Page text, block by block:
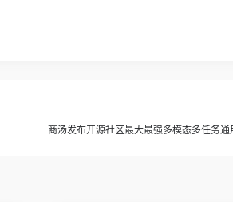
商汤发布开源社区最大最强多模态多任务通